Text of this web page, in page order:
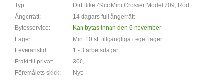
Typ:
Dirt Bike 49cc Mini Crosser Model 709, Röd
Ångerrätt:
14 dagars full ångerrätt
Bytesservice:
Kan bytas innan den 6 november
Lager:
Min. 10 st. tillgängliga i eget lager
Leveranstid:
1 - 3 arbetsdagar
Frakt till privat:
300,-
Föremålets skick:
Nytt